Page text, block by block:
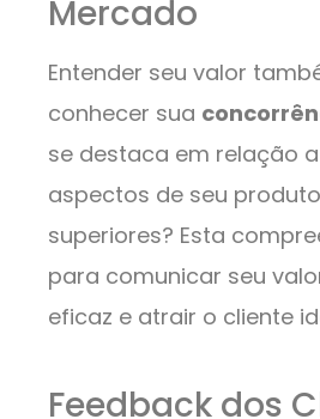
Mercado
Entender seu valor
conhecer sua
se destaca em relação a
aspectos de seu
superiores? Esta
para comunicar seu
eficaz e atrair o cliente
Feedback dos